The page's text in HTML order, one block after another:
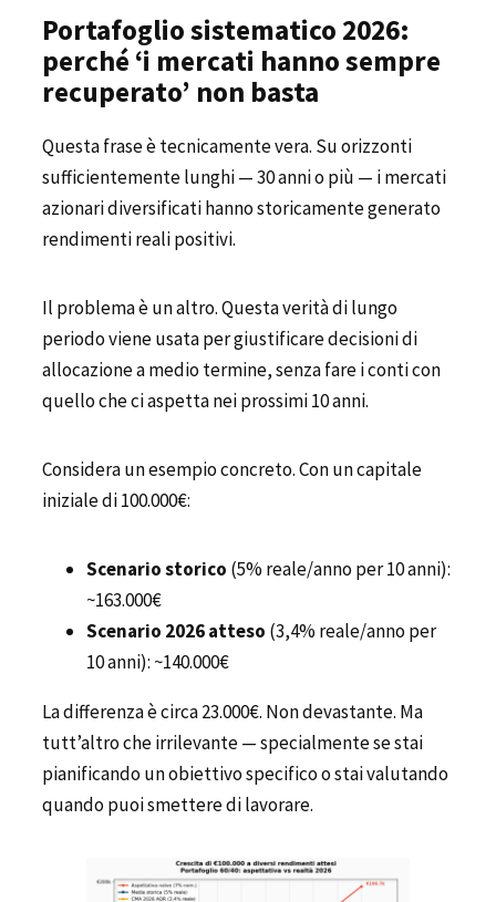
Portafoglio sistematico 2026:
perché ‘i mercati hanno sempre
recuperato’ non basta
Questa frase è tecnicamente vera. Su orizzonti
sufficientemente lunghi — 30 anni o più — i mercati
azionari diversificati hanno storicamente generato
rendimenti reali positivi.
Il problema è un altro. Questa verità di lungo
periodo viene usata per giustificare decisioni di
allocazione a medio termine, senza fare i conti con
quello che ci aspetta nei prossimi 10 anni.
Considera un esempio concreto. Con un capitale
iniziale di 100.000€:
Scenario storico (5% reale/anno per 10 anni):
~163.000€
Scenario 2026 atteso (3,4% reale/anno per
10 anni): ~140.000€
La differenza è circa 23.000€. Non devastante. Ma
tutt’altro che irrilevante — specialmente se stai
pianificando un obiettivo specifico o stai valutando
quando puoi smettere di lavorare.